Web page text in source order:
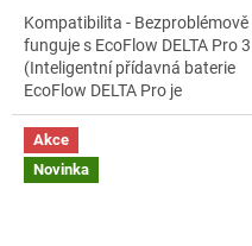
Kompatibilita - Bezproblémově
funguje s EcoFlow DELTA Pro 3
(Inteligentní přídavná baterie
EcoFlow DELTA Pro je
kompatibilní s EcoFlow DELTA
Pro 3). Škálovatelná energie...
Akce
Novinka